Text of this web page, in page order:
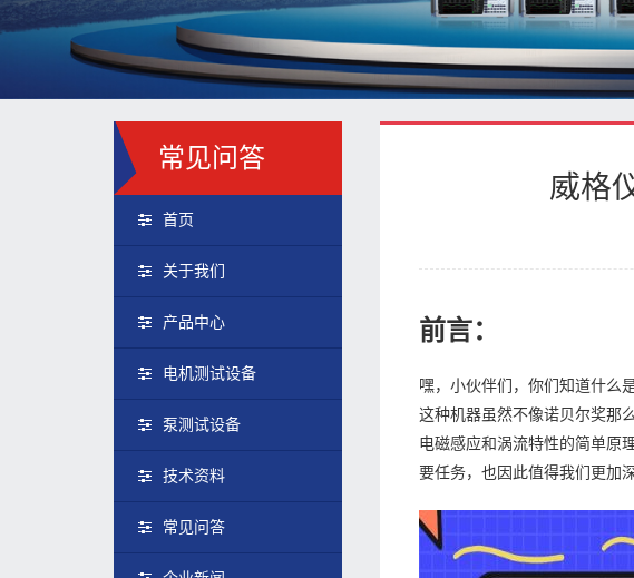
常见问答
首页
关于我们
产品中心
电机测试设备
泵测试设备
技术资料
常见问答
威格
前言：
嘿，小伙伴们，你们知道什么
这种机器虽然不像诺贝尔奖那
电磁感应和涡流特性的简单原
要任务，也因此值得我们更加